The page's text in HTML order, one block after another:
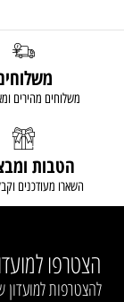
משלוחים מהירים
הטבות
השארו מעודכנים
הצטרפו
להצטרפות